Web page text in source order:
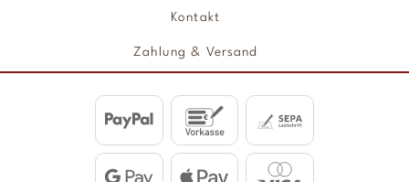
Kontakt
Zahlung & Versand